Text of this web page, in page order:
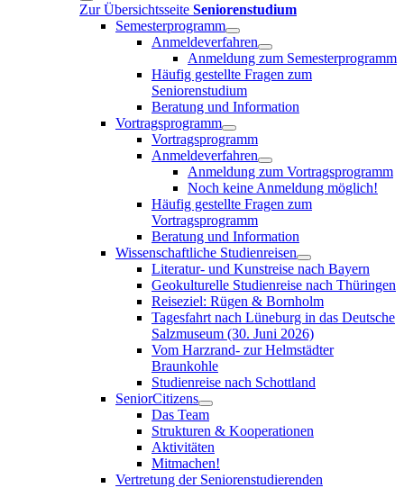
Zur Übersichtsseite Seniorenstudium
Semesterprogramm
Anmeldeverfahren
Anmeldung zum Semesterprogramm
Häufig gestellte Fragen zum
Seniorenstudium
Beratung und Information
Vortragsprogramm
Vortragsprogramm
Anmeldeverfahren
Anmeldung zum Vortragsprogramm
Noch keine Anmeldung möglich!
Häufig gestellte Fragen zum
Vortragsprogramm
Beratung und Information
Wissenschaftliche Studienreisen
Literatur- und Kunstreise nach Bayern
Geokulturelle Studienreise nach Thüringen
Reiseziel: Rügen & Bornholm
Tagesfahrt nach Lüneburg in das Deutsche
Salzmuseum (30. Juni 2026)
Vom Harzrand- zur Helmstädter
Braunkohle
Studienreise nach Schottland
SeniorCitizens
Das Team
Strukturen & Kooperationen
Aktivitäten
Mitmachen!
Vertretung der Seniorenstudierenden